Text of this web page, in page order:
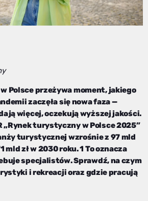
Polsce przeżywa moment, jakiego
zaczęła się nowa faza —
więcej, oczekują wyższej jakości.
„Rynek turystyczny w Polsce 2025”
turystycznej wzrośnie z 97 mld
mld zł w 2030 roku. 1 To oznacza
specjalistów. Sprawdź, na czym
i rekreacji oraz gdzie pracują